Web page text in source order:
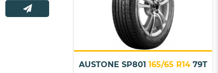
AUSTONE SP801 165/65 R14 79T